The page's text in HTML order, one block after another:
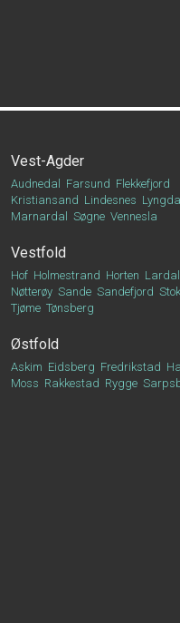
Vest-Agder
Audnedal Farsund Flekkefjord
Kristiansand Lindesnes Lyngdal
Marnardal
Søgne Vennesla
Vestfold
Hof Holmestrand Horten Lardal
Nøtterøy Sande Sandefjord
Tjøme Tønsberg
Østfold
Askim Eidsberg Fredrikstad
Moss Rakkestad Rygge